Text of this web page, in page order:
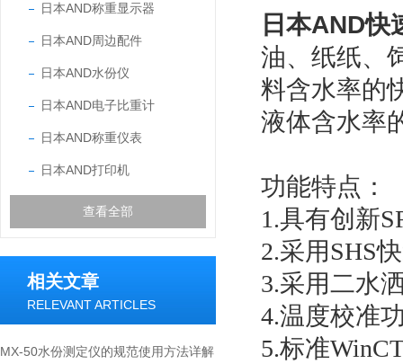
日本AND称重显示器
日本AND周边配件
日本AND水份仪
日本AND电子比重计
日本AND称重仪表
日本AND打印机
查看全部
相关文章
RELEVANT ARTICLES
MX-50水份测定仪的规范使用方法详解
日本AND快
油、纸纸、
料含水率的
液体含水率
功能特点：
1.具有创新
2.采用 SHS
3.采用二水
4.温度校准
5.标准